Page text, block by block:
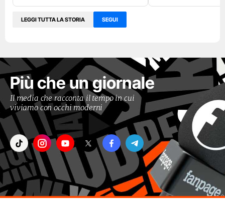
LEGGI TUTTA LA STORIA SEGUI
Più che un giornale
Il media che racconta il tempo in cui
viviamo con occhi moderni